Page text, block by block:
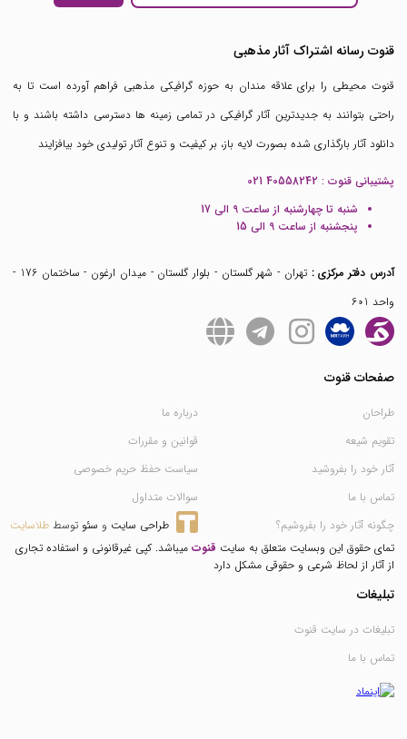
قنوت رسانه اشتراک آثار مذهبی
قنوت محیطی را برای علاقه مندان به حوزه گرافیکی مذهبی فراهم آورده است تا به
راحتی بتوانند به جدیدترین آثار گرافیکی در تمامی زمینه ها دسترسی داشته باشند و با
دانلود آثار بارگذاری شده بصورت لایه باز، بر کیفیت و تنوع آثار تولیدی خود بیافزایند
پشتیبانی قنوت : 021 40558242
شنبه تا چهارشنبه از ساعت 9 الی 17
پنجشنبه از ساعت 9 الی 15
آدرس دفتر مرکزی :
تهران - شهر گلستان - بلوار گلستان - میدان ارغون - ساختمان 176 -
واحد 601
صفحات قنوت
طراحان
تقویم شیعه
آثار خود را بفروشید
تماس با ما
چگونه آثار خود را بفروشیم؟
درباره ما
قوانین و مقررات
سیاست حفظ حریم خصوصی
سوالات متداول
طراحی سایت و سئو توسط طلاسایت
تمای حقوق این وبسایت متعلق به سایت قنوت میباشد. کپی غیرقانونی و استفاده تجاری
از آثار از لحاظ شرعی و حقوقی مشکل دارد
تبلیغات
تبلیغات در سایت قنوت
تماس با ما